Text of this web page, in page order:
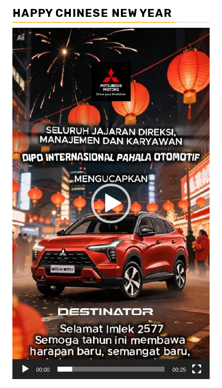
HAPPY CHINESE NEW YEAR
Pemutar
00:00 00:25